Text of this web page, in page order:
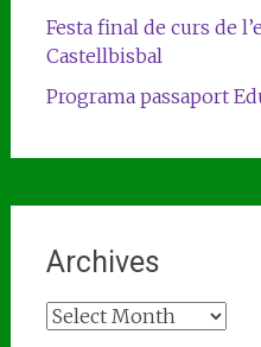
Festa final de curs de
Castellbisbal
Programa passaport
Archives
Archives